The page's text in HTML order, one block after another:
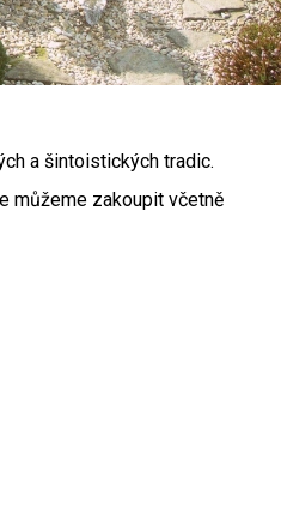
a šintoistických tradic.
můžeme zakoupit včetně